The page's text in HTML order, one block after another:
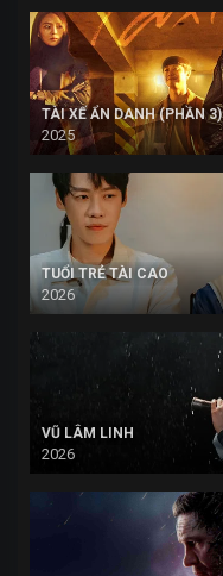
TÀI XẾ ẨN DANH (PHẦN 3)
2025
TUỔI TRẺ TÀI CAO
2026
VŨ LÂM LINH
2026